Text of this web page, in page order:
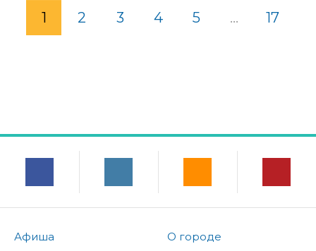
1 2 3 4 5 ... 17
Афиша
О городе